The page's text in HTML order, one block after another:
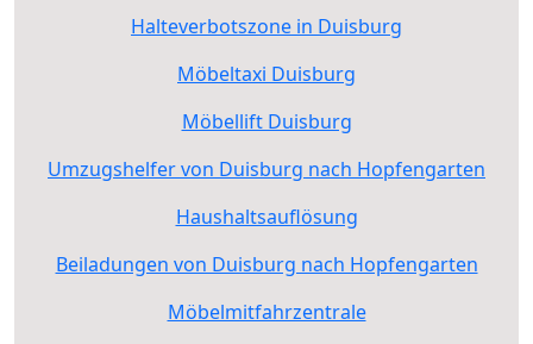
Halteverbotszone in Duisburg
Möbeltaxi Duisburg
Möbellift Duisburg
Umzugshelfer von Duisburg nach Hopfengarten
Haushaltsauflösung
Beiladungen von Duisburg nach Hopfengarten
Möbelmitfahrzentrale